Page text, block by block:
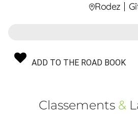
Rodez
ADD TO THE ROAD BOOK
Classements &